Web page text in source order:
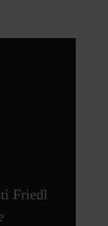
Friedl